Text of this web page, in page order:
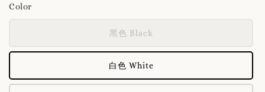
Color
黑色 Black
白色 White